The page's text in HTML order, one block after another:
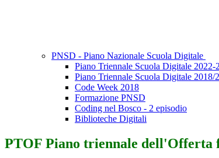
PNSD - Piano Nazionale Scuola Digitale
Piano Triennale Scuola Digitale 2022-
Piano Triennale Scuola Digitale 2018/
Code Week 2018
Formazione PNSD
Coding nel Bosco - 2 episodio
Biblioteche Digitali
PTOF Piano triennale dell'Offerta